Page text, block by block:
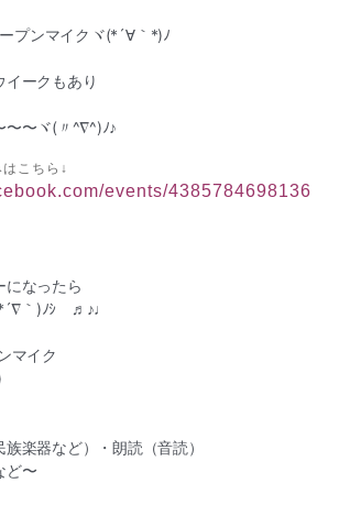
プンマイクヾ(*´∀｀*)ﾉ
ークもあり
〜〜ヾ(〃^∇^)ﾉ♪
こちら↓
events/4385784698136
になったら
｀)ﾉｼ ♬♪♩
マイク
楽器など）・朗読（音読）
ど〜